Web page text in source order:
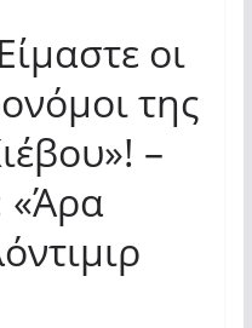
οι
της
–